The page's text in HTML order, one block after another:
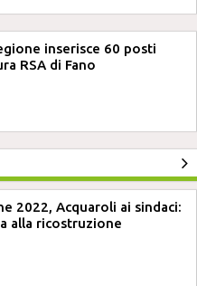
inserisce 60 posti
RSA di Fano
2022, Acquaroli ai sindaci:
alla ricostruzione